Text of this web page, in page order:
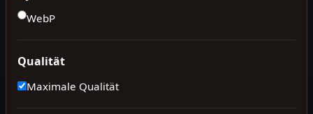
WebP
Qualität
Maximale Qualität